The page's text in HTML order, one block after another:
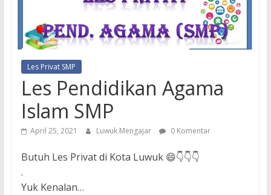
Les Privat SMP
Les Pendidikan Agama
Islam SMP
April 25, 2021 Luwuk Mengajar 0 Komentar
Butuh Les Privat di Kota Luwuk 😄👇👇👇
.
Yuk Kenalan…